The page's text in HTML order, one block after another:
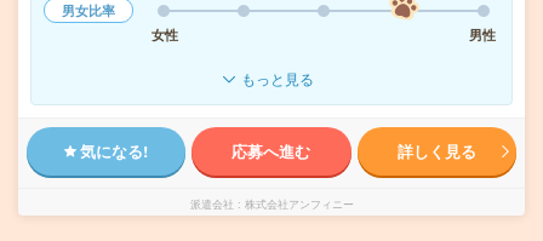
男女比率
女性
男性
もっと見る
気になる! 応募へ進む 詳しく見る
派遣会社 株式会社アンフィニー